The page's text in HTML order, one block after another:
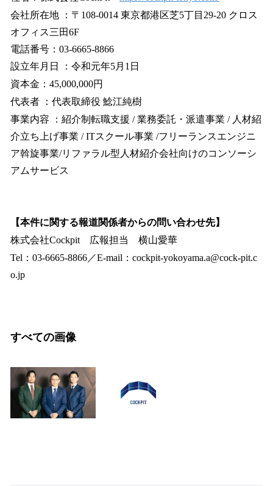
会社所在地 ：〒108-0014 東京都港区芝5丁目29-20 クロス
オフィス三田6F
電話番号：03-6665-8866
設立年月日 ：令和元年5月1日
資本金：45,000,000円
代表者 ：代表取締役 鯰江純樹
事業内容 ：紹介制転職支援 / 業務委託・派遣事業 / 人材紹
介立ち上げ事業 / ITスクール事業 /フリーランスエンジニ
ア斡旋事業/リファラル型人材紹介会社向けのコンソーシ
アムサービス
【本件に関する報道関係者からの問い合わせ先】
株式会社Cockpit 広報担当 横山愛華
Tel：03-6665-8866／E-mail：cockpit-yokoyama.a@cock-pit.c
o.jp
すべての画像